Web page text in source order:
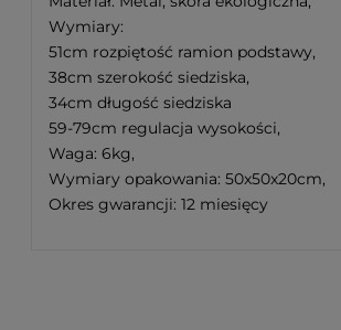
Wymiary:
51cm rozpiętość ramion podstawy,
38cm szerokość siedziska,
34cm długość siedziska
59-79cm regulacja wysokości,
Waga: 6kg,
Wymiary opakowania: 50x50x20cm,
Okres gwarancji: 12 miesięcy